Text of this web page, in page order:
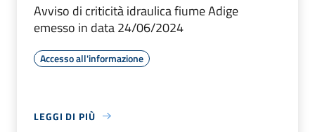
Avviso di criticità idraulica fiume Adige
emesso in data 24/06/2024
Accesso all'informazione
LEGGI DI PIÙ